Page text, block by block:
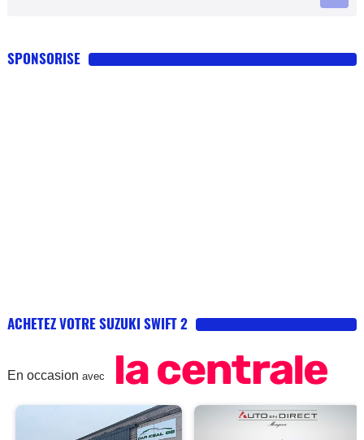
SPONSORISE
ACHETEZ VOTRE SUZUKI SWIFT 2
En occasion avec